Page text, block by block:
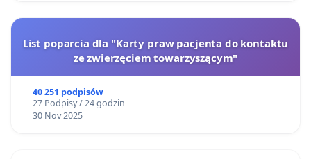
List poparcia dla "Karty praw pacjenta do kontaktu
ze zwierzęciem towarzyszącym"
40 251 podpisów
27 Podpisy / 24 godzin
30 Nov 2025